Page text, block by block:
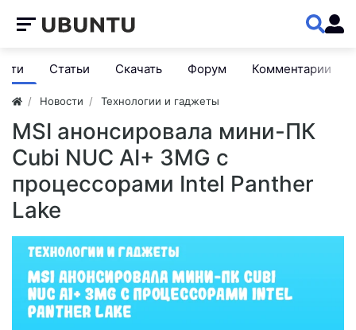
Статьи Скачать Форум Комментарии
Новости Технологии и гаджеты
MSI анонсировала мини-ПК
Cubi NUC AI+ 3MG с
процессорами Intel Panther
Lake